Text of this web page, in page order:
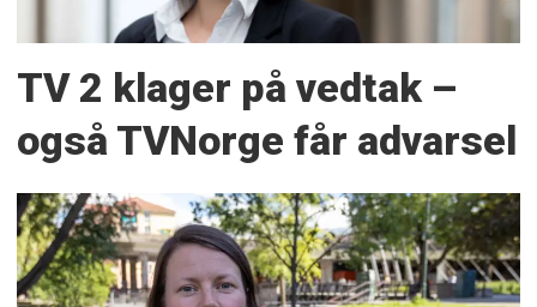
TV 2 klager på vedtak –
også TVNorge får advarsel